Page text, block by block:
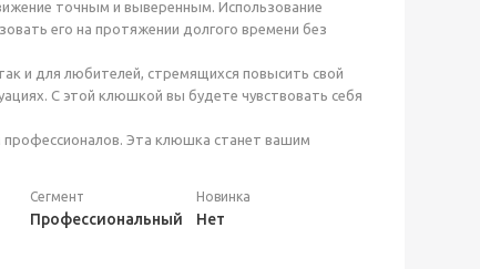
точным и выверенным. Использование
его на протяжении долгого времени без
и для любителей, стремящихся повысить свой
С этой клюшкой вы будете чувствовать себя
профессионалов. Эта клюшка станет вашим
Сегмент
Профессиональный
Новинка
Нет